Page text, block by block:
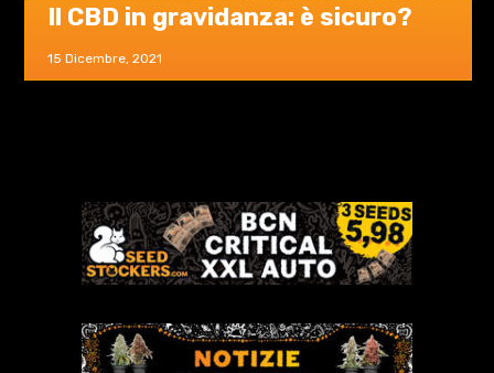
15 Dicembre, 2021
Il CBD in gravidanza: è sicuro?